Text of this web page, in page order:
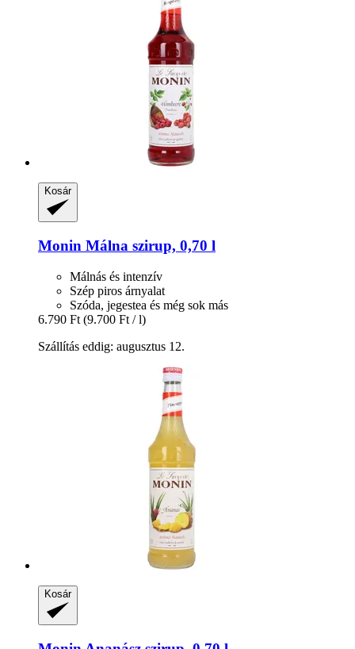
Kosár
Monin Málna szirup, 0,70 l
Málnás és intenzív
Szép piros árnyalat
Szóda, jegestea és még sok más
6.790 Ft (9.700 Ft / l)
Szállítás eddig: augusztus 12.
Kosár